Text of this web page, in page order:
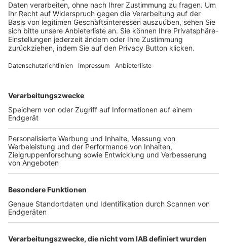
Trainerbörse
Login SpielPlus
FOLGE DEM BFV
TOP-VEREINE
TOP-PARTNER